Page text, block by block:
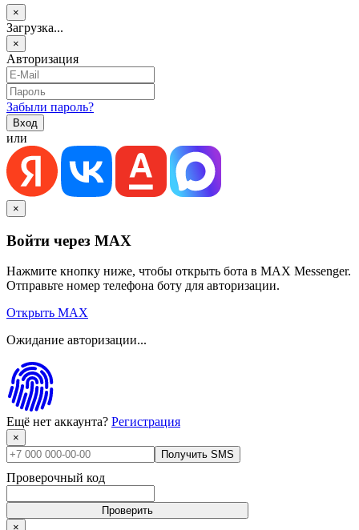
×
Загрузка...
×
Авторизация
Забыли пароль?
или
×
Войти через MAX
Нажмите кнопку ниже, чтобы открыть бота в MAX Messenger.
Отправьте номер телефона боту для авторизации.
Открыть MAX
Ожидание авторизации...
Ещё нет аккаунта? Регистрация
×
Получить SMS
Проверочный код
Проверить
×